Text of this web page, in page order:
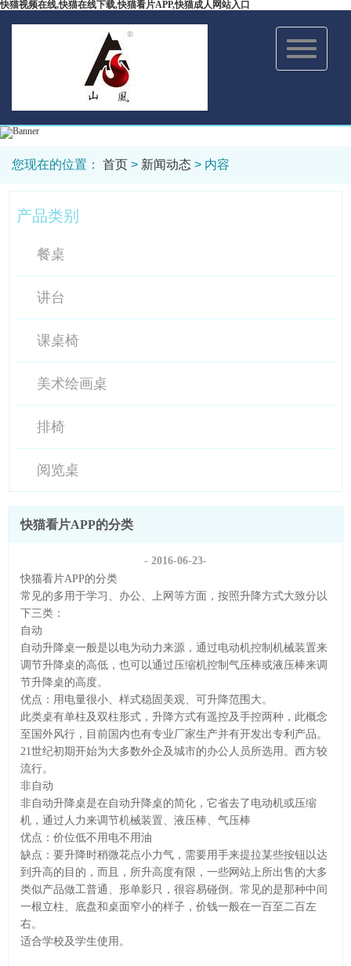
快猫视频在线,快猫在线下载,快猫看片APP,快猫成人网站入口
Toggle
navigation
您现在的位置： 首页 > 新闻动态 > 内容
产品类别
餐桌
讲台
课桌椅
美术绘画桌
排椅
阅览桌
快猫看片APP的分类
- 2016-06-23-
快猫看片APP的分类
常见的多用于学习、办公、上网等方面，按照升降方式大致分以
下三类：
自动
自动升降桌一般是以电为动力来源，通过电动机控制机械装置来
调节升降桌的高低，也可以通过压缩机控制气压棒或液压棒来调
节升降桌的高度。
优点：用电量很小、样式稳固美观、可升降范围大。
此类桌有单柱及双柱形式，升降方式有遥控及手控两种，此概念
至国外风行，目前国内也有专业厂家生产并有开发出专利产品。
21世纪初期开始为大多数外企及城市的办公人员所选用。西方较
流行。
非自动
非自动升降桌是在自动升降桌的简化，它省去了电动机或压缩
机，通过人力来调节机械装置、液压棒、气压棒
优点：价位低不用电不用油
缺点：要升降时稍微花点小力气，需要用手来提拉某些按钮以达
到升高的目的，而且，所升高度有限，一些网站上所出售的大多
类似产品做工普通、形单影只，很容易碰倒。常见的是那种中间
一根立柱、底盘和桌面窄小的样子，价钱一般在一百至二百左
右。
适合学校及学生使用。